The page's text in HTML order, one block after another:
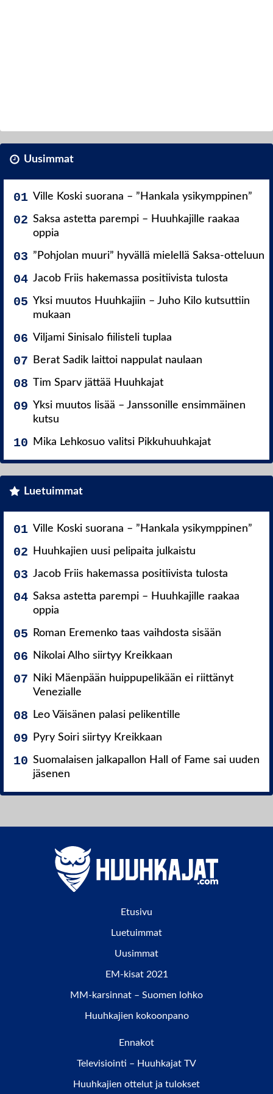
Uusimmat
Ville Koski suorana – ”Hankala ysikymppinen”
Saksa astetta parempi – Huuhkajille raakaa
oppia
”Pohjolan muuri” hyvällä mielellä Saksa-otteluun
Jacob Friis hakemassa positiivista tulosta
Yksi muutos Huuhkajiin – Juho Kilo kutsuttiin
mukaan
Viljami Sinisalo fiilisteli tuplaa
Berat Sadik laittoi nappulat naulaan
Tim Sparv jättää Huuhkajat
Yksi muutos lisää – Janssonille ensimmäinen
kutsu
Mika Lehkosuo valitsi Pikkuhuuhkajat
Luetuimmat
Ville Koski suorana – ”Hankala ysikymppinen”
Huuhkajien uusi pelipaita julkaistu
Jacob Friis hakemassa positiivista tulosta
Saksa astetta parempi – Huuhkajille raakaa
oppia
Roman Eremenko taas vaihdosta sisään
Nikolai Alho siirtyy Kreikkaan
Niki Mäenpään huippupelikään ei riittänyt
Venezialle
Leo Väisänen palasi pelikentille
Pyry Soiri siirtyy Kreikkaan
Suomalaisen jalkapallon Hall of Fame sai uuden
jäsenen
Etusivu
Luetuimmat
Uusimmat
EM-kisat 2021
MM-karsinnat – Suomen lohko
Huuhkajien kokoonpano
Ennakot
Televisiointi – Huuhkajat TV
Huuhkajien ottelut ja tulokset